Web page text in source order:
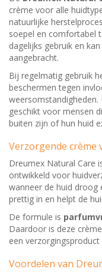
crème voor alle
natuurlijke
soepel en comfortabel
dagelijks gebruik en
aangebracht.
Bij regelmatig gebruik
beschermen tegen
geschikt voor mensen
buiten zijn of hun huid
Verzorgende
Dreumex Natural Care
ontwikkeld voor
wanneer de huid droog
prettig in en helpt de
De formule is
Daardoor is deze
een
Voordelen van